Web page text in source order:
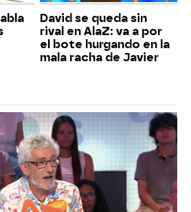
David se queda sin
rival en AlaZ: va a por
el bote hurgando en la
mala racha de Javier